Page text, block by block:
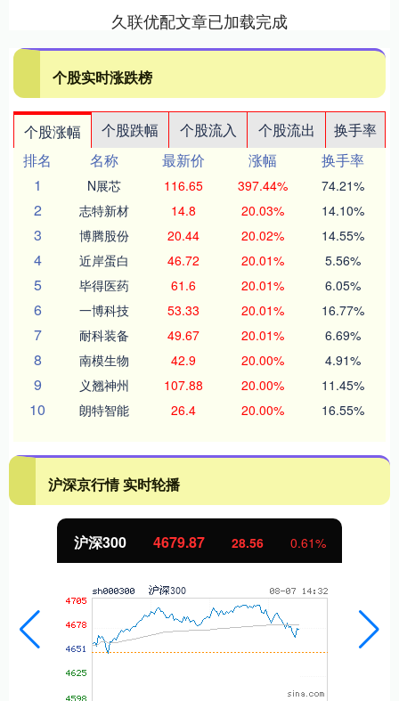
久联优配文章已加载完成
个股实时涨跌榜
个股涨幅 个股跌幅 个股流入 个股流出
换手率
排名
名称 最新价 涨幅
换手率
1
N展芯 116.65 397.44% 74.21%
2 志特新材 14.8 20.03% 14.10%
3 博腾股份 20.44 20.02% 14.55%
4 近岸蛋白 46.72 20.01% 5.56%
5 毕得医药 61.6 20.01% 6.05%
6 一博科技 53.33 20.01% 16.77%
7 耐科装备 49.67 20.01% 6.69%
8 南模生物 42.9 20.00% 4.91%
9 义翘神州 107.88 20.00% 11.45%
10 朗特智能 26.4 20.00% 16.55%
沪深京行情 实时轮播
沪深300 4679.87 28.56 0.61%